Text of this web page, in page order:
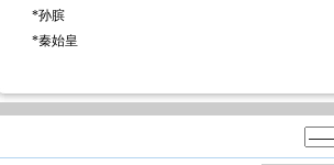
*孙膑
*秦始皇